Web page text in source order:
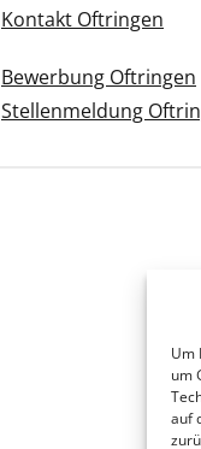
Um
um
auf
Kontakt Oftringen
Bewerbung Oftringen
Stellenmeldung